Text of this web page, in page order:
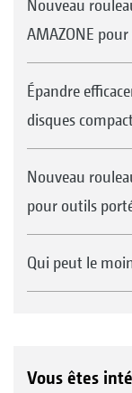
Nouveau
AMAZONE
Épandre
disques
Nouveau
pour outils
Qui peut le
Vous êtes